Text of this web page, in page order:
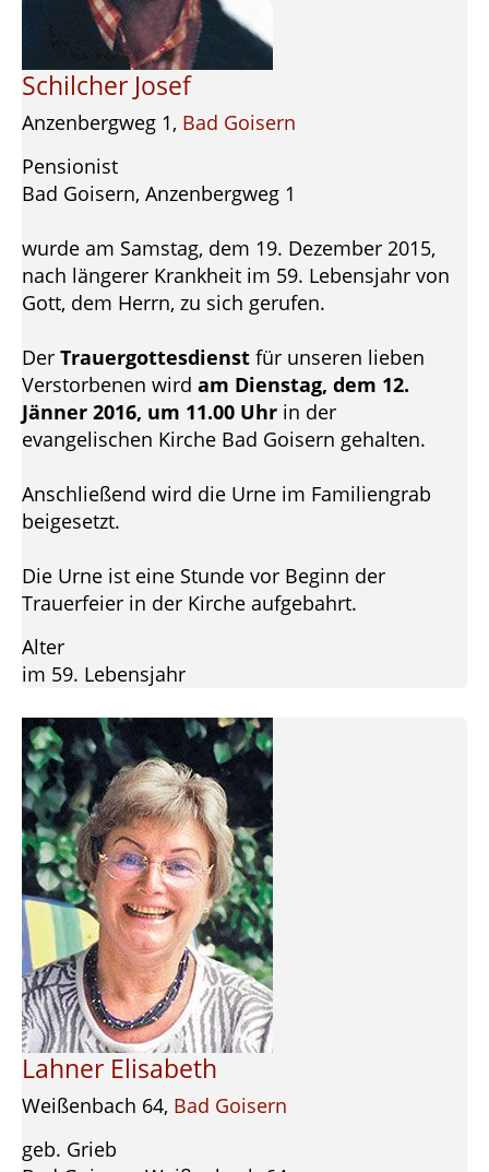
Schilcher Josef
Anzenbergweg 1, Bad Goisern
Pensionist
Bad Goisern, Anzenbergweg 1
wurde am Samstag, dem 19. Dezember 2015,
nach längerer Krankheit im 59. Lebensjahr von
Gott, dem Herrn, zu sich gerufen.
Der Trauergottesdienst für unseren lieben
Verstorbenen wird am Dienstag, dem 12.
Jänner 2016, um 11.00 Uhr in der
evangelischen Kirche Bad Goisern gehalten.
Anschließend wird die Urne im Familiengrab
beigesetzt.
Die Urne ist eine Stunde vor Beginn der
Trauerfeier in der Kirche aufgebahrt.
Alter
im 59. Lebensjahr
Lahner Elisabeth
Weißenbach 64, Bad Goisern
geb. Grieb